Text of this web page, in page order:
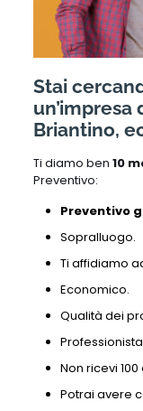
Stai
un’impresa
Briantino,
Ti diamo ben 10
Preventivo:
Preventivo
Sopralluogo.
Ti affidiamo
Economico.
Qualità dei
Non ricevi
Potrai avere